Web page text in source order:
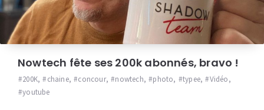
Nowtech fête ses 200k abonnés, bravo !
200K, chaine, concour, nowtech, photo, typee, Vidéo,
youtube